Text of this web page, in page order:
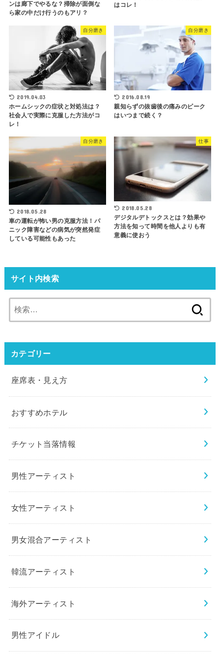
ンは廊下でやるな？掃除が面倒な
ら家の中だけ行うのもアリ？
はコレ！
自分磨き
2019.04.03
ホームシックの症状と対処法は？
社会人で実際に克服した方法がコ
レ！
自分磨き
2016.08.19
親知らずの抜歯後の痛みのピーク
はいつまで続く？
自分磨き
2018.05.28
車の運転が怖い男の克服方法！パ
ニック障害などの病気が突然発症
している可能性もあった
仕事
2018.05.28
デジタルデトックスとは？効果や
方法を知って時間を他人よりも有
意義に使おう
サイト内検索
索:
カテゴリー
座席表・見え方
おすすめホテル
チケット当落情報
男性アーティスト
女性アーティスト
男女混合アーティスト
韓流アーティスト
海外アーティスト
男性アイドル